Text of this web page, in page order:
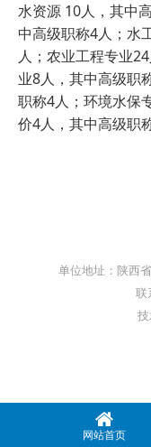
水资源 10人，其中
中高级职称4人；水
人；农业工程专业
业8人，其中高级职
职称4人；环境水保
价4人，其中高级职
单位地址：陕西
联
网站首页